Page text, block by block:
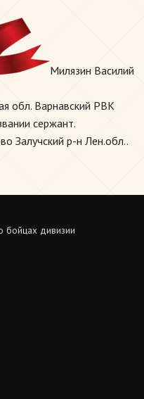
Милязин Василий
обл. Варнавский РВК
сержант.
Залучский р-н Лен.обл..
бойцах дивизии